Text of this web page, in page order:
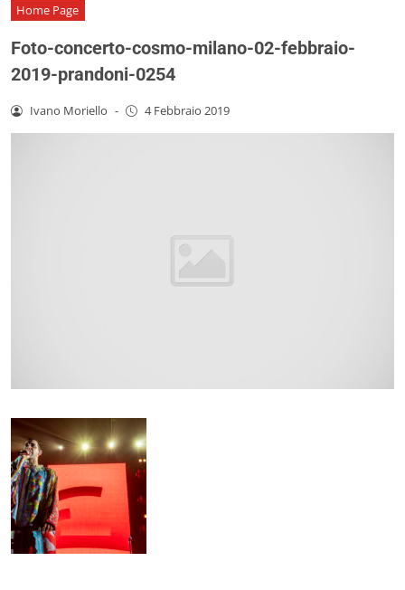
Home Page
Foto-concerto-cosmo-milano-02-febbraio-
2019-prandoni-0254
Ivano Moriello - 4 Febbraio 2019